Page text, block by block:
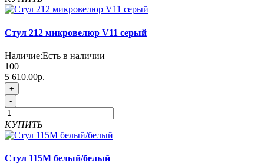
Стул 212 микровелюр V11 серый
Наличие:Есть в наличии
100
5 610.00р.
+
-
КУПИТЬ
Стул 115M белый/белый